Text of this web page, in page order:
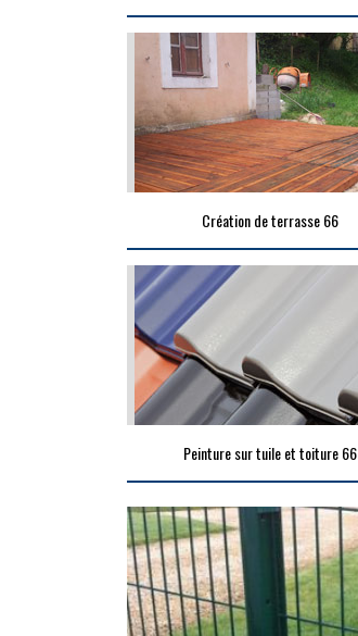
Création de terrasse 66
Peinture sur tuile et toiture 66